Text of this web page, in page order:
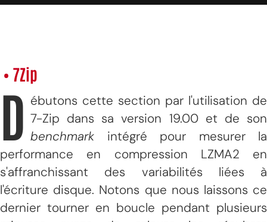
• 7Zip
D ébutons cette section par l'utilisation de
7-Zip dans sa version 19.00 et de son
benchmark intégré pour mesurer la
performance en compression LZMA2 en
s'affranchissant des variabilités liées à
l'écriture disque. Notons que nous laissons ce
dernier tourner en boucle pendant plusieurs